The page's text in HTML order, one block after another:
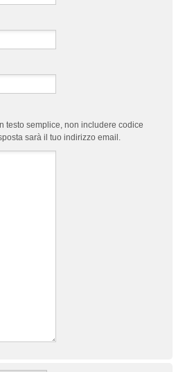
testo semplice, non includere codice
sarà il tuo indirizzo email.